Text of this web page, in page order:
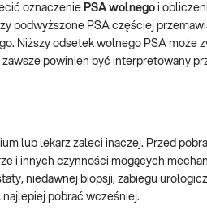
oznaczenie PSA wolnego i
podwyższone PSA częściej
Niższy odsetek wolnego PSA może
powinien być interpretowany
lub lekarz zaleci inaczej. Przed
i innych czynności mogących
niedawnej biopsji, zabiegu
pobrać wcześniej.